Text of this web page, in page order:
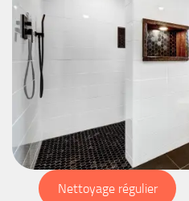
Nettoyage régulier